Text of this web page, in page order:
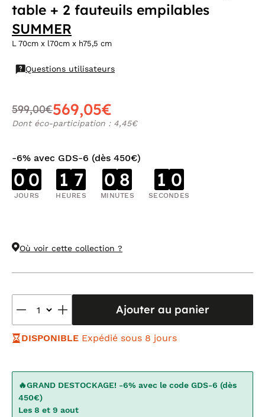
table + 2 fauteuils empilables
SUMMER
L 70cm x l70cm x h75,5 cm
Questions utilisateurs
599,00€569,05€
Dont éco-participation : 4,45€
-6% avec GDS-6 (dès 450€)
0 0
JOURS
1 7
HEURES
0 8
MINUTES
1 0
SECONDES
Où voir cette collection ?
Ajouter au panier
DISPONIBLE Expédié sous 8 jours
🔥GRAND DESTOCKAGE! -6% avec le code GDS-6 (dès
450€)
Les 8 et 9 aout